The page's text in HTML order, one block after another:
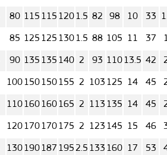
80 115 115 1201.5 82 98 10 33
85 125 125 1301.5 88 105 11 37
90 135 135 140 2 93 11013.5 42
100150150155 2 103 125 14 45
110160160165 2 113 135 14 45
120170170175 2 123 145 15 46
130190187 1952.5 133 160 17 53